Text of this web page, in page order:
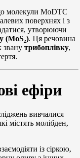
молекули MoDTC
поверхнях і з
утворюючи
(MoS₂). Ця речовина
звану трибоплівку,
ефіри
вивчалися
містять молібден,
із сіркою,